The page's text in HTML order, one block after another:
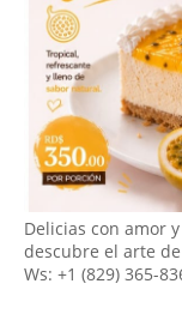
Delicias con amor
descubre el arte
Ws: +1 (829) 365-